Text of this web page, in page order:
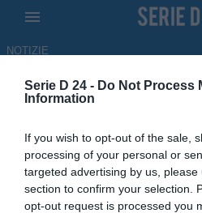
Serie D 24 - Do Not Process
Information
If you wish to opt-out of the sale,
processing of your personal or
targeted advertising by us,
section to confirm your selection.
opt-out request is processed you
NOTIZIE
Dalla Serie D alla
storia di
Santos
15.05.2026 18:30 di Antonino Iorfida